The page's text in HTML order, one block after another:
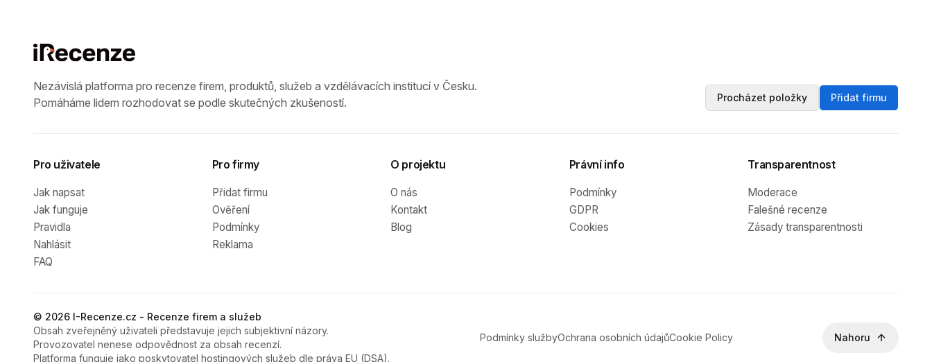
Nezávislá platforma pro recenze firem, produktů, služeb a vzdělávacích institucí v Česku.
Pomáháme lidem rozhodovat se podle skutečných zkušeností.
Procházet položky Přidat firmu
Pro uživatele
Jak napsat
Jak funguje
Pravidla
Nahlásit
FAQ
Pro firmy
Přidat firmu
Ověření
Podmínky
Reklama
O projektu
O nás
Kontakt
Blog
Právní info
Podmínky
GDPR
Cookies
Transparentnost
Moderace
Falešné recenze
Zásady transparentnosti
© 2026 I-Recenze.cz - Recenze firem a služeb
Obsah zveřejněný uživateli představuje jejich subjektivní názory.
Provozovatel nenese odpovědnost za obsah recenzí.
Platforma funguje jako poskytovatel hostingových služeb dle práva EU (DSA).
Podmínky službyOchrana osobních údajůCookie Policy Nahoru